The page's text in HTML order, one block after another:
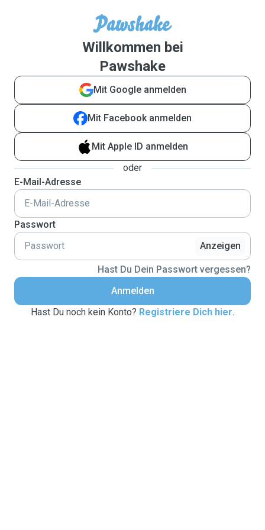
Willkommen bei
Pawshake
Mit Google anmelden
Mit Facebook anmelden
Mit Apple ID anmelden
oder
E-Mail-Adresse
Passwort
Anzeigen
Hast Du Dein Passwort vergessen?
Anmelden
Hast Du noch kein Konto? Registriere Dich hier.